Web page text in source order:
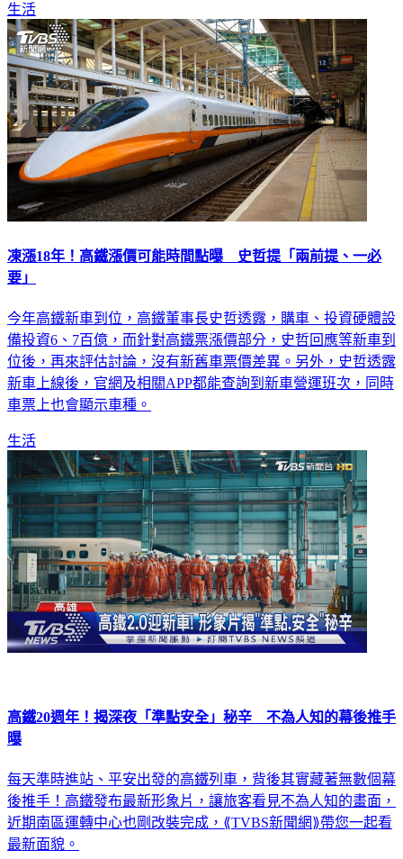
生活
凍漲18年！高鐵漲價可能時間點曝 史哲提「兩前提、一必
要」
今年高鐵新車到位，高鐵董事長史哲透露，購車、投資硬體設
備投資6、7百億，而針對高鐵票漲價部分，史哲回應等新車到
位後，再來評估討論，沒有新舊車票價差異。另外，史哲透露
新車上線後，官網及相關APP都能查詢到新車營運班次，同時
車票上也會顯示車種。
生活
高鐵20週年！揭深夜「準點安全」秘辛 不為人知的幕後推手
曝
每天準時進站、平安出發的高鐵列車，背後其實藏著無數個幕
後推手！高鐵發布最新形象片，讓旅客看見不為人知的畫面，
近期南區運轉中心也剛改裝完成，⟪TVBS新聞網⟫帶您一起看
最新面貌。